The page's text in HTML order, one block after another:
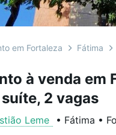
em Fortaleza Fátima
à venda em
2 vagas
Leme • Fátima •